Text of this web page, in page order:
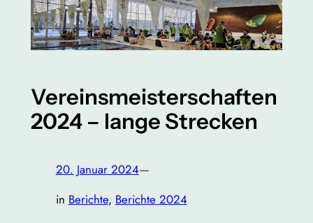
Vereinsmeisterschaften
2024 – lange Strecken
20. Januar 2024—
in Berichte, Berichte 2024